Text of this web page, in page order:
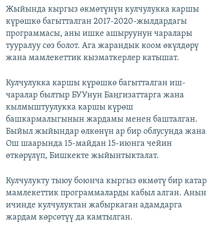
Жыйында кыргыз өкмөтүнүн кулчулукка каршы
күрөшкө багытталган 2017-2020-жылдардагы
программасы, аны ишке ашыруунун чаралары
тууралуу сөз болот. Ага жарандык коом өкүлдөрү
жана мамлекеттик кызматкерлер катышат.
Кулчулукка каршы күрөшкө багытталган иш-
чаралар былтыр БУУнун Баңгизаттарга жана
кылмыштуулукка каршы күрөш
башкармалыгынын жардамы менен башталган.
Быйыл жыйындар өлкөнүн ар бир облусунда жана
Ош шаарында 15-майдан 15-июнга чейин
өткөрүлүп, Бишкекте жыйынтыкталат.
Кулчулукту тыюу боюнча кыргыз өкмөтү бир катар
мамлекеттик программаларды кабыл алган. Анын
ичинде кулчулуктан жабыркаган адамдарга
жардам көрсөтүү да камтылган.